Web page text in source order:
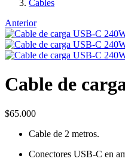
Cables
Anterior
Cable de
$65.000
Cable de 2 metros.
Conectores USB-C en